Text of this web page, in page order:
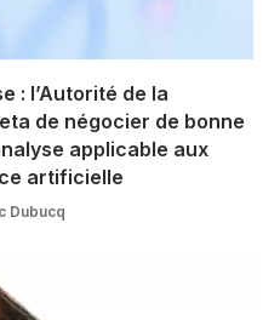
: l’Autorité de la
de négocier de bonne
applicable aux
artificielle
Dubucq